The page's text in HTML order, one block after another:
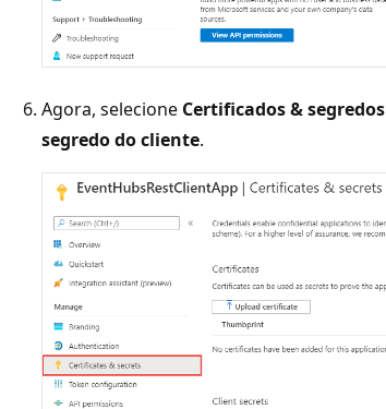
Agora, selecione Certificados & segredos
segredo do cliente.